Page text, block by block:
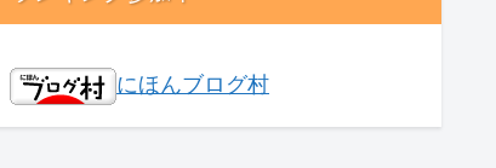
にほんブログ村